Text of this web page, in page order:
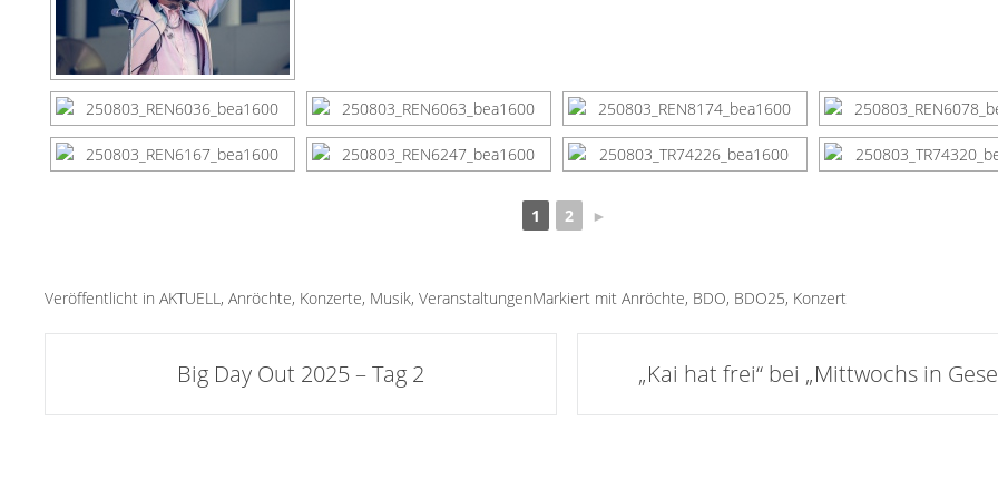
1 2 ►
Veröffentlicht in AKTUELL , Anröchte, Konzerte, Musik, VeranstaltungenMarkiert mit Anröchte, BDO, BDO25, Konzert
Navigation
Big Day Out 2025 – Tag 2 „Kai hat frei“ bei „Mittwochs in